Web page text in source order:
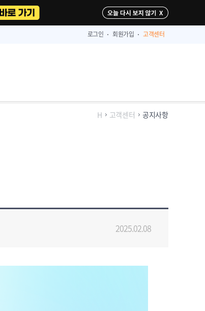
다시 보지 않기
로그인 회원가입 고객센터
H 고객센터 공지사항
2025.02.08